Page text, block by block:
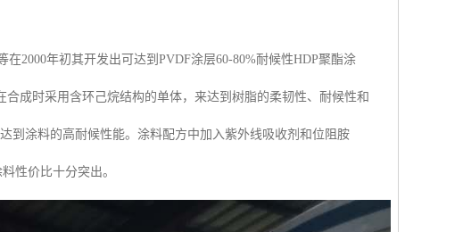
2000年初其开发出可达到PVDF涂层60-80%耐候性HDP聚酯涂
成时采用含环己烷结构的单体，来达到树脂的柔韧性、耐候性和
到涂料的高耐候性能。涂料配方中加入紫外线吸收剂和位阻胺
性价比十分突出。